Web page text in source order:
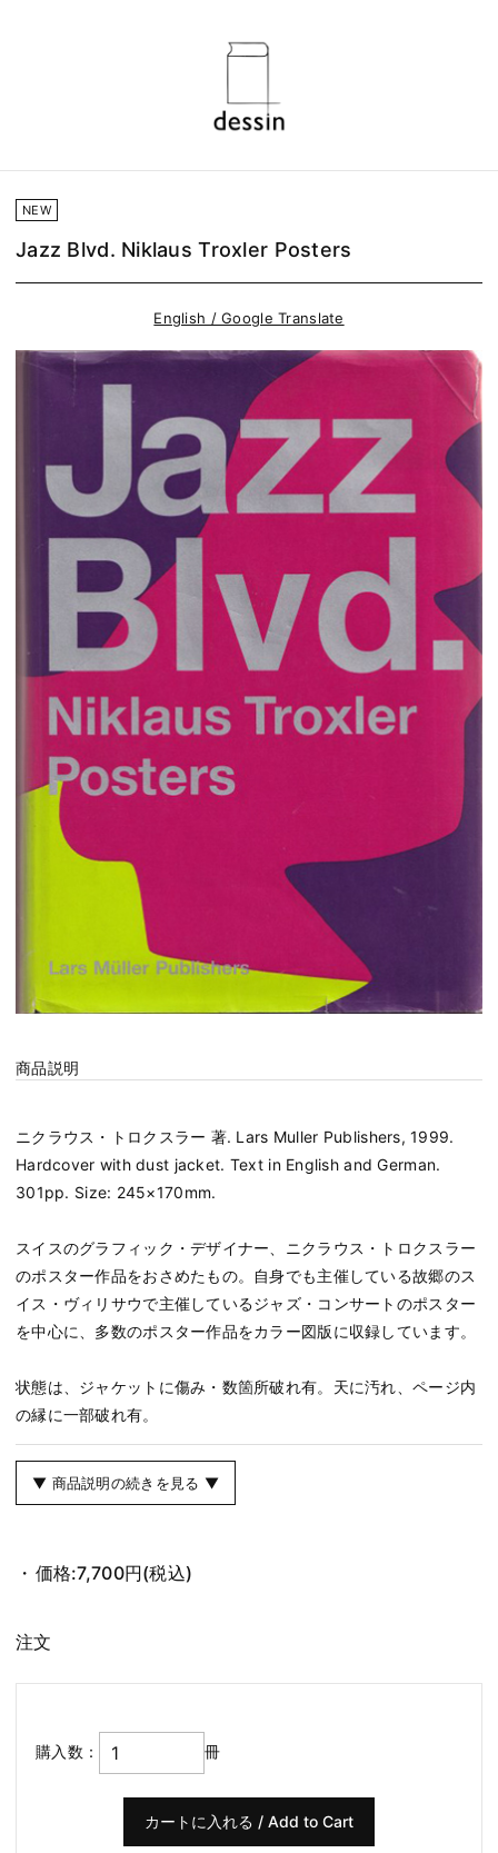
NEW
Jazz Blvd. Niklaus Troxler Posters
English / Google Translate
商品説明
ニクラウス・トロクスラー 著. Lars Muller Publishers, 1999.
Hardcover with dust jacket. Text in English and German.
301pp. Size: 245×170mm.
スイスのグラフィック・デザイナー、ニクラウス・トロクスラー
のポスター作品をおさめたもの。自身でも主催している故郷のス
イス・ヴィリサウで主催しているジャズ・コンサートのポスター
を中心に、多数のポスター作品をカラー図版に収録しています。
状態は、ジャケットに傷み・数箇所破れ有。天に汚れ、ページ内
の縁に一部破れ有。
▼ 商品説明の続きを見る ▼
価格:7,700円(税込)
注文
購入数： 冊